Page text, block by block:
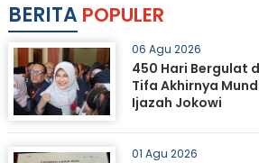
BERITA POPULER
06 Agu 2026
450 Hari Bergulat
Tifa Akhirnya
Ijazah Jokowi
01 Agu 2026